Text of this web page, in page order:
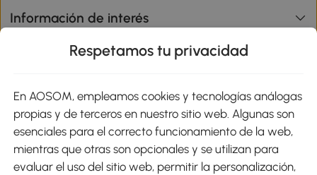
Información de interés
Métodos de Pago
Respetamos tu privacidad
En AOSOM, empleamos cookies y tecnologías análogas
propias y de terceros en nuestro sitio web. Algunas son
esenciales para el correcto funcionamiento de la web,
mientras que otras son opcionales y se utilizan para
evaluar el uso del sitio web, permitir la personalización,